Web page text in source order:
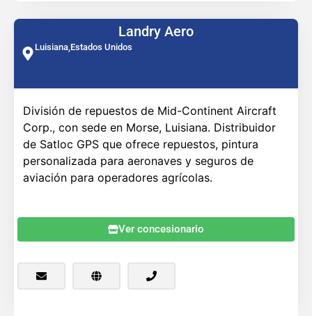
Landry Aero
Luisiana, Estados Unidos
División de repuestos de Mid-Continent Aircraft
Corp., con sede en Morse, Luisiana. Distribuidor
de Satloc GPS que ofrece repuestos, pintura
personalizada para aeronaves y seguros de
aviación para operadores agrícolas.
Ver concesionario